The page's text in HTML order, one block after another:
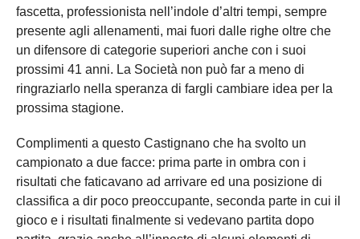
fascetta, professionista nell’indole d’altri tempi, sempre
presente agli allenamenti, mai fuori dalle righe oltre che
un difensore di categorie superiori anche con i suoi
prossimi 41 anni. La Società non può far a meno di
ringraziarlo nella speranza di fargli cambiare idea per la
prossima stagione.
Complimenti a questo Castignano che ha svolto un
campionato a due facce: prima parte in ombra con i
risultati che faticavano ad arrivare ed una posizione di
classifica a dir poco preoccupante, seconda parte in cui il
gioco e i risultati finalmente si vedevano partita dopo